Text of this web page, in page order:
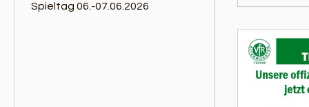
Spieltag 06.-07.06.2026